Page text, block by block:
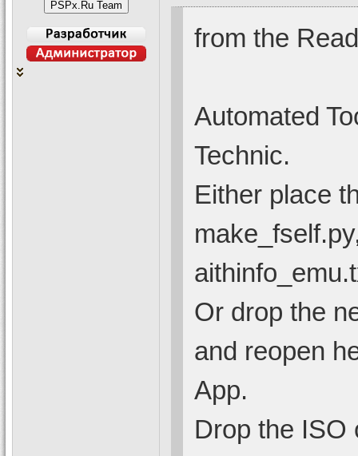
from the
Automated
Technic.
Either place
Or drop the
and reopen
App.
Drop the ISO